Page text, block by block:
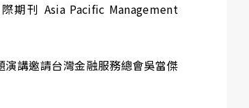
期刊 Asia Pacific Management
講邀請台灣金融服務總會吳當傑